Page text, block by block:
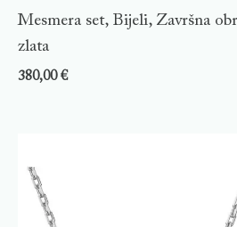
Mesmera set, Bijeli, Završna
zlata
380,00€